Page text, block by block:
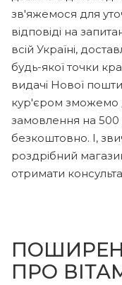
зв'яжемося для
відповіді на
всій Україні,
будь-якої точки
видачі Нової
кур'єром зможемо
замовлення на 500
безкоштовно. І,
роздрібний
отримати
ПРО